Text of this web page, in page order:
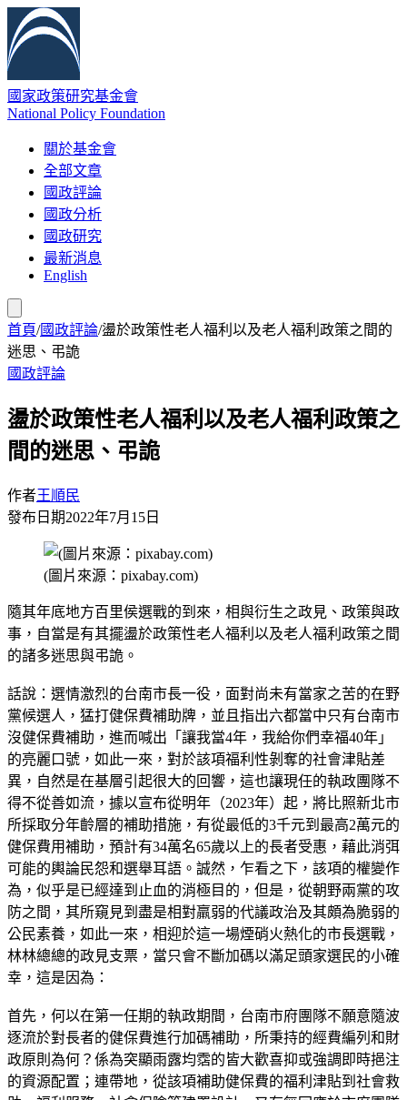
國家政策研究基金會
National Policy Foundation
關於基金會
全部文章
國政評論
國政分析
國政研究
最新消息
English
首頁/國政評論/盪於政策性老人福利以及老人福利政策之間的
迷思、弔詭
國政評論
盪於政策性老人福利以及老人福利政策之
間的迷思、弔詭
作者王順民
發布日期2022年7月15日
(圖片來源：pixabay.com)
隨其年底地方百里侯選戰的到來，相與衍生之政見、政策與政
事，自當是有其擺盪於政策性老人福利以及老人福利政策之間
的諸多迷思與弔詭。
話說：選情激烈的台南市長一役，面對尚未有當家之苦的在野
黨候選人，猛打健保費補助牌，並且指出六都當中只有台南市
沒健保費補助，進而喊出「讓我當4年，我給你們幸福40年」
的亮麗口號，如此一來，對於該項福利性剝奪的社會津貼差
異，自然是在基層引起很大的回響，這也讓現任的執政團隊不
得不從善如流，據以宣布從明年（2023年）起，將比照新北市
所採取分年齡層的補助措施，有從最低的3千元到最高2萬元的
健保費用補助，預計有34萬名65歲以上的長者受惠，藉此消弭
可能的輿論民怨和選舉耳語。誠然，乍看之下，該項的權變作
為，似乎是已經達到止血的消極目的，但是，從朝野兩黨的攻
防之間，其所窺見到盡是相對羸弱的代議政治及其頗為脆弱的
公民素養，如此一來，相迎於這一場煙硝火熱化的市長選戰，
林林總總的政見支票，當只會不斷加碼以滿足頭家選民的小確
幸，這是因為：
首先，何以在第一任期的執政期間，台南市府團隊不願意隨波
逐流於對長者的健保費進行加碼補助，所秉持的經費編列和財
政原則為何？係為突顯雨露均霑的皆大歡喜抑或強調即時挹注
的資源配置；連帶地，從該項補助健保費的福利津貼到社會救